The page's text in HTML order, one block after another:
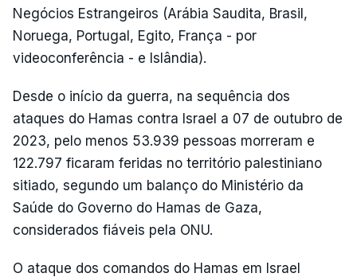
Negócios Estrangeiros (Arábia Saudita, Brasil,
Noruega, Portugal, Egito, França - por
videoconferência - e Islândia).
Desde o início da guerra, na sequência dos
ataques do Hamas contra Israel a 07 de outubro de
2023, pelo menos 53.939 pessoas morreram e
122.797 ficaram feridas no território palestiniano
sitiado, segundo um balanço do Ministério da
Saúde do Governo do Hamas de Gaza,
considerados fiáveis pela ONU.
O ataque dos comandos do Hamas em Israel